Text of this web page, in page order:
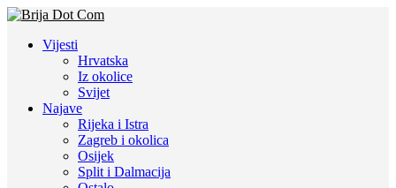
Vijesti
Hrvatska
Iz okolice
Svijet
Najave
Rijeka i Istra
Zagreb i okolica
Osijek
Split i Dalmacija